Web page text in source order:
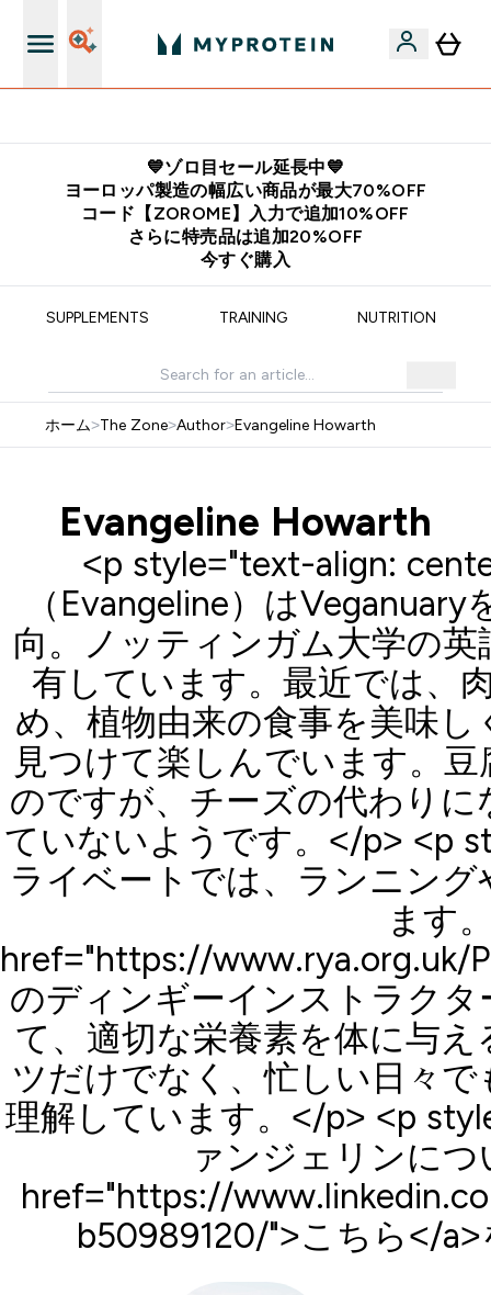
💙ゾロ目セール延長中💙
ヨーロッパ製造の幅広い商品が最大70%OFF
コード【ZOROME】入力で追加10%OFF
さらに特売品は追加20%OFF
今すぐ購入
SUPPLEMENTS TRAINING NUTRITION
ホーム>The Zone>Author>Evangeline Howarth
Evangeline Howarth
<p style="text-align:
（Evangeline）は
向。ノッティンガム大学の
有しています。最近では、
め、植物由来の食事を美味
見つけて楽しんでいます。
のですが、チーズの代わり
ていないようです。</p> <p
ライベートでは、ランニン
ます
href="https://www.rya.org.uk/
のディンギーインストラク
て、適切な栄養素を体に与
ツだけでなく、忙しい日々
理解しています。</p> <p
ァンジェリンに
href="https://
b50989120/">こちら</